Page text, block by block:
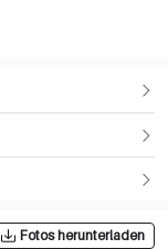
Fotos herunterladen